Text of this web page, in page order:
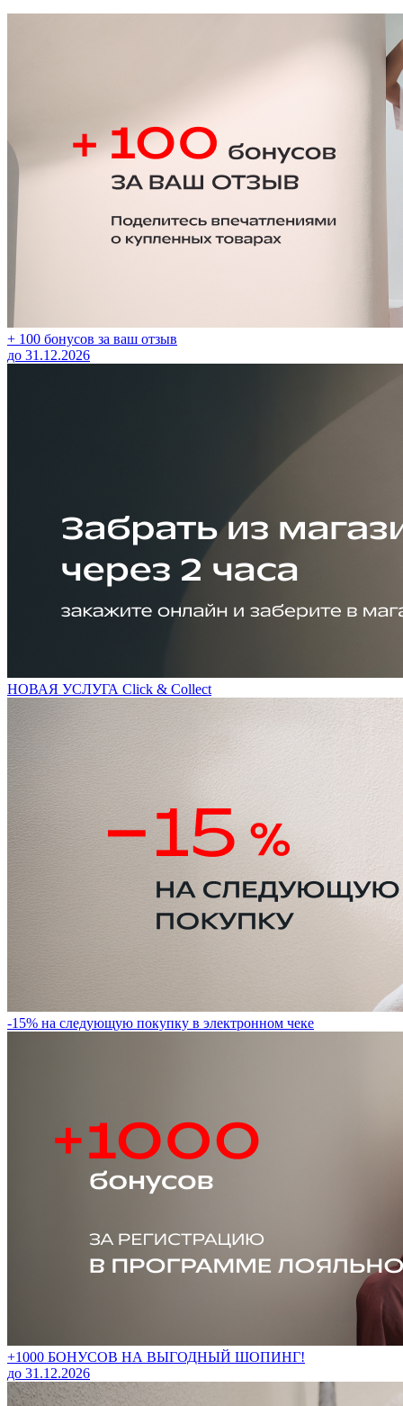
+ 100 бонусов за ваш отзыв
до 31.12.2026
НОВАЯ УСЛУГА Click & Collect
-15% на следующую покупку в электронном чеке
+1000 БОНУСОВ НА ВЫГОДНЫЙ ШОПИНГ!
до 31.12.2026